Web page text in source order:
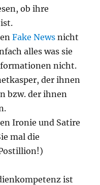
ob ihre
Fake News nicht
alles was sie
nicht.
der ihnen
bzw. der ihnen
Ironie und Satire
mal die
ist